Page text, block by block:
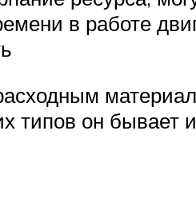
в работе
типов он бывает